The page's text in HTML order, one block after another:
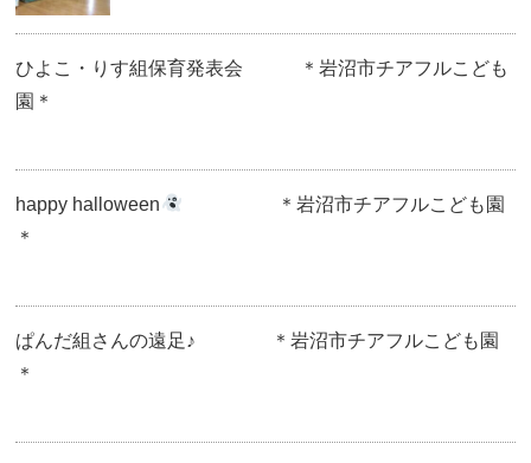
ひよこ・りす組保育発表会 ＊岩沼市チアフルこども
園＊
happy halloween
＊岩沼市チアフルこども園
＊
ぱんだ組さんの遠足♪ ＊岩沼市チアフルこども園
＊